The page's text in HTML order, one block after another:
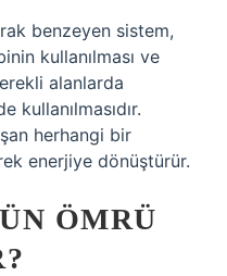
benzeyen sistem,
kullanılması ve
alanlarda
kullanılmasıdır.
herhangi bir
enerjiye dönüştürür.
ÖMRÜ